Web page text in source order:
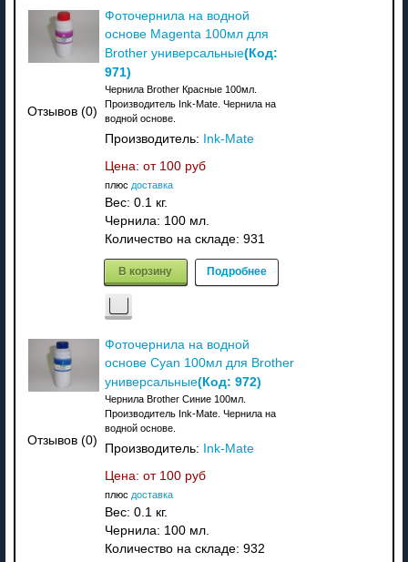
Отзывов (0)
Фоточернила на водной
основе Magenta 100мл для
Brother универсальные(Код:
971)
Чернила Brother Красные 100мл.
Производитель Ink-Mate. Чернила на
водной основе.
Производитель:
Ink-Mate
Цена: от 100 руб
плюс доставка
Вес: 0.1 кг.
Чернила: 100 мл.
Количество на складе: 931
В корзину Подробнее
Отзывов (0)
Фоточернила на водной
основе Cyan 100мл для Brother
универсальные(Код: 972)
Чернила Brother Синие 100мл.
Производитель Ink-Mate. Чернила на
водной основе.
Производитель:
Ink-Mate
Цена: от 100 руб
плюс доставка
Вес: 0.1 кг.
Чернила: 100 мл.
Количество на складе: 932